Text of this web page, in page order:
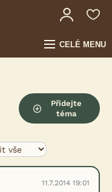
CELÉ MENU
Přidejte
téma
11.7.2014 19:01